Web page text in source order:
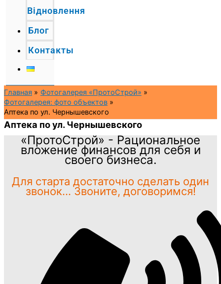
Відновлення
Блог
Контакты
Главная
Фотогалерея «ПротоСтрой»
Фотогалерея: фото объектов
Аптека по ул. Чернышевского
Аптека по ул. Чернышевского
«ПротоСтрой» - Рациональное
вложение финансов для себя и
своего бизнеса.
Для старта достаточно сделать один
звонок... Звоните, договоримся!